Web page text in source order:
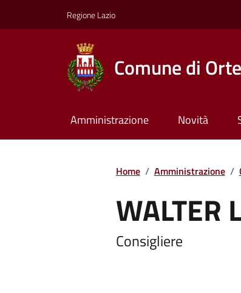
Regione Lazio
Comune di Orte
Amministrazione Novità
Home / Amministrazione /
WALTER
Consigliere